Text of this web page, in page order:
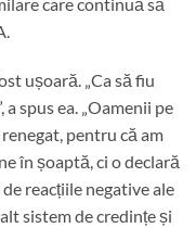
ușoară. „Ca să fiu
spus ea. „Oamenii pe
pentru că am
în șoaptă, ci o declară
reacțiile negative ale
sistem de credințe și